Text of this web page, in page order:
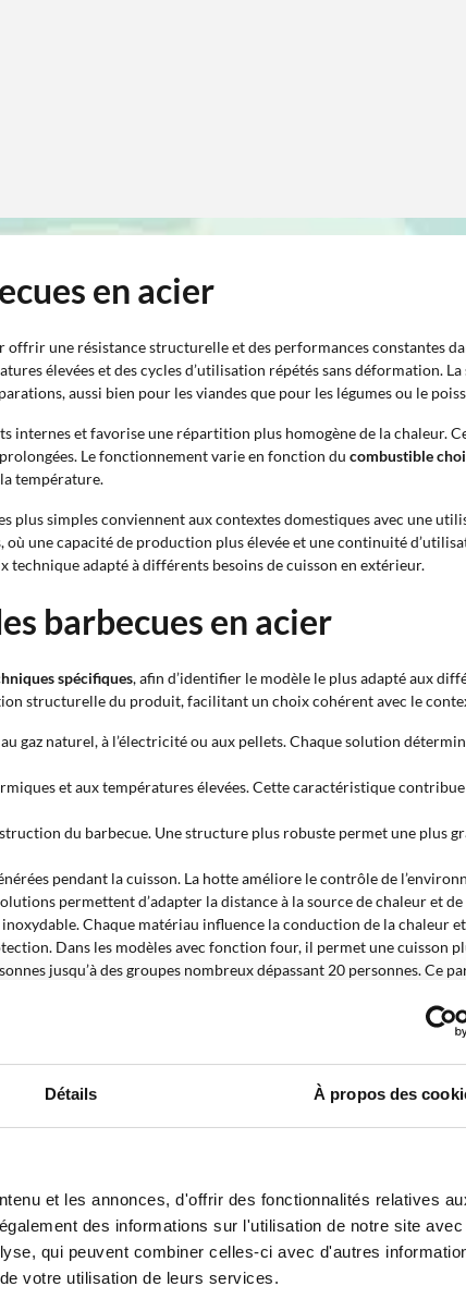
Détails À propos des
et les annonces, d'offrir des fonctionnalités relatives
des informations sur l'utilisation de notre site avec
qui peuvent combiner celles-ci avec d'autres
votre utilisation de leurs services.
en acier
une résistance structurelle et des performances constantes
élevées et des cycles d’utilisation répétés sans déformation.
aussi bien pour les viandes que pour les légumes ou le
internes et favorise une répartition plus homogène de la chaleur.
Le fonctionnement varie en fonction du combustible
température.
plus simples conviennent aux contextes domestiques avec une
une capacité de production plus élevée et une continuité
adapté à différents besoins de cuisson en extérieur.
barbecues en acier
spécifiques, afin d’identifier le modèle le plus adapté aux
structurelle du produit, facilitant un choix cohérent avec le
gaz naturel, à l’électricité ou aux pellets. Chaque solution
et aux températures élevées. Cette caractéristique
du barbecue. Une structure plus robuste permet une plus
pendant la cuisson. La hotte améliore le contrôle de
permettent d’adapter la distance à la source de chaleur et
Chaque matériau influence la conduction de la chaleur
Dans les modèles avec fonction four, il permet une cuisson
jusqu’à des groupes nombreux dépassant 20 personnes. Ce
pour brochettes, un contrôle Wi-Fi pour surveiller la
un brûleur supplémentaire. Ces éléments
à maintenir une répartition constante de la chaleur. La structure
et des performances constantes.
ou moyenne, conviennent aux préparations simples ; la grille
jusqu’à 12-15 ou plus de 20 convives permettent de préparer